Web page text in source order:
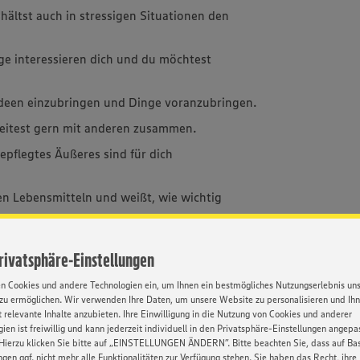
Einstellungen
Cookies und andere Technologien ein, um Ihnen ein bestmögliches Nutzungserlebnis
ermöglichen. Wir verwenden Ihre Daten, um unsere Website zu personalisieren und
relevante Inhalte anzubieten. Ihre Einwilligung in die Nutzung von Cookies und anderer
ist freiwillig und kann jederzeit individuell in den Privatsphäre-Einstellungen
klicken Sie bitte auf „EINSTELLUNGEN ÄNDERN”. Bitte beachten Sie, dass auf
ggf. nicht mehr alle Funktionalitäten zur Verfügung stehen. Sie haben das Recht, ihre
auch in stressigen Situationen den
interessieren dich und du möchtest
einzubringen und Dinge voranzubringen.
gern mit anderen zusammen.
Äußeres sind für dich
Lebensmitteln und weißt, wie wichtig
zum BWL-Studium. Sie dauert in
Kaufmann im Einzelhandel und
Qualitätsniveau eines